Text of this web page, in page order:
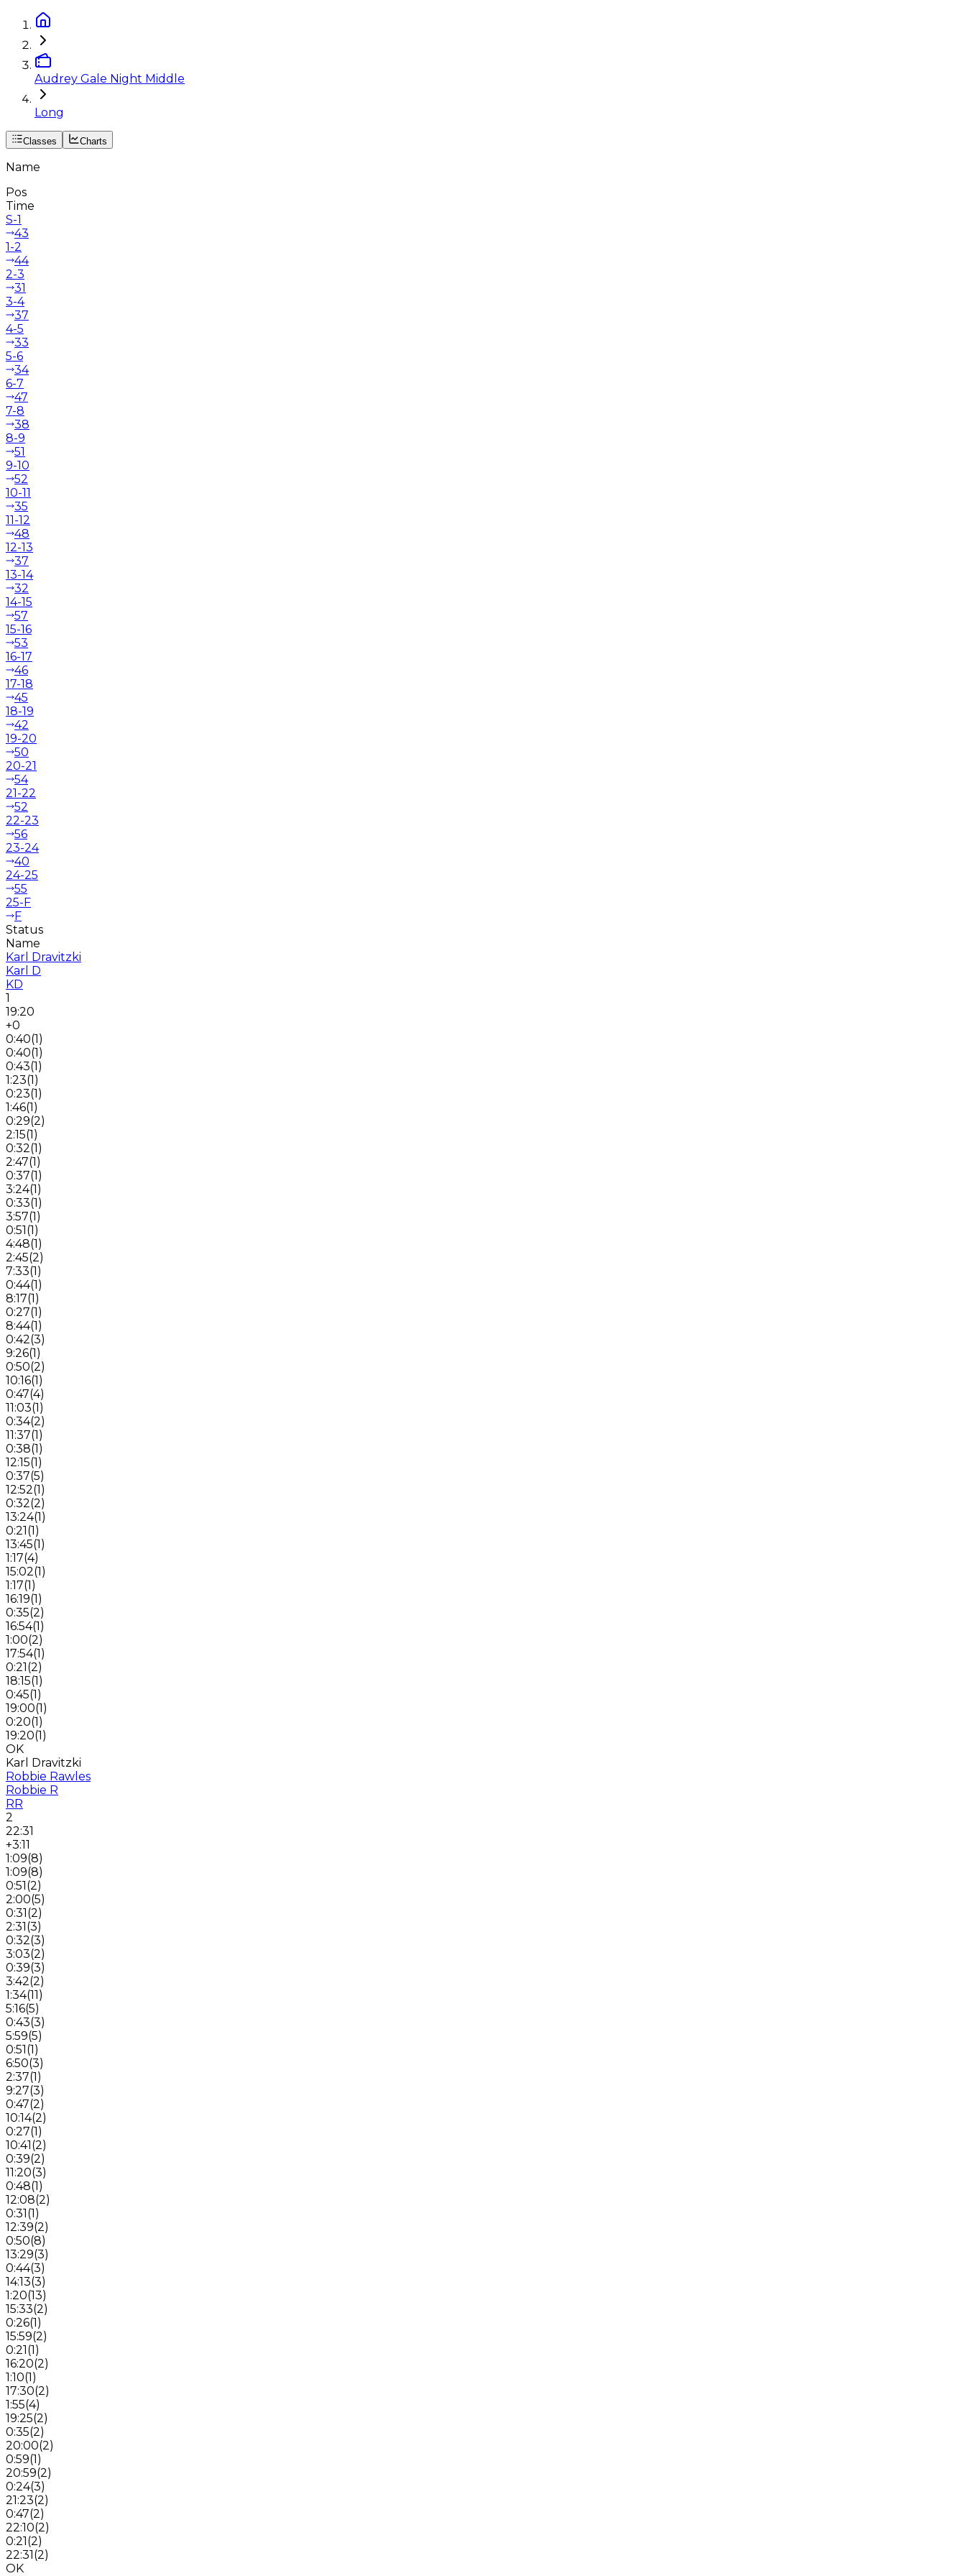
Audrey Gale Night Middle
Long
Classes Charts
Name
Pos
Time
S-1
43
1-2
44
2-3
31
3-4
37
4-5
33
5-6
34
6-7
47
7-8
38
8-9
51
9-10
52
10-11
35
11-12
48
12-13
37
13-14
32
14-15
57
15-16
53
16-17
46
17-18
45
18-19
42
19-20
50
20-21
54
21-22
52
22-23
56
23-24
40
24-25
55
25-F
F
Status
Name
Karl Dravitzki
Karl D
KD
1
19:20
+0
0:40(1)
0:40(1)
0:43(1)
1:23(1)
0:23(1)
1:46(1)
0:29(2)
2:15(1)
0:32(1)
2:47(1)
0:37(1)
3:24(1)
0:33(1)
3:57(1)
0:51(1)
4:48(1)
2:45(2)
7:33(1)
0:44(1)
8:17(1)
0:27(1)
8:44(1)
0:42(3)
9:26(1)
0:50(2)
10:16(1)
0:47(4)
11:03(1)
0:34(2)
11:37(1)
0:38(1)
12:15(1)
0:37(5)
12:52(1)
0:32(2)
13:24(1)
0:21(1)
13:45(1)
1:17(4)
15:02(1)
1:17(1)
16:19(1)
0:35(2)
16:54(1)
1:00(2)
17:54(1)
0:21(2)
18:15(1)
0:45(1)
19:00(1)
0:20(1)
19:20(1)
OK
Karl Dravitzki
Robbie Rawles
Robbie R
RR
2
22:31
+3:11
1:09(8)
1:09(8)
0:51(2)
2:00(5)
0:31(2)
2:31(3)
0:32(3)
3:03(2)
0:39(3)
3:42(2)
1:34(11)
5:16(5)
0:43(3)
5:59(5)
0:51(1)
6:50(3)
2:37(1)
9:27(3)
0:47(2)
10:14(2)
0:27(1)
10:41(2)
0:39(2)
11:20(3)
0:48(1)
12:08(2)
0:31(1)
12:39(2)
0:50(8)
13:29(3)
0:44(3)
14:13(3)
1:20(13)
15:33(2)
0:26(1)
15:59(2)
0:21(1)
16:20(2)
1:10(1)
17:30(2)
1:55(4)
19:25(2)
0:35(2)
20:00(2)
0:59(1)
20:59(2)
0:24(3)
21:23(2)
0:47(2)
22:10(2)
0:21(2)
22:31(2)
OK